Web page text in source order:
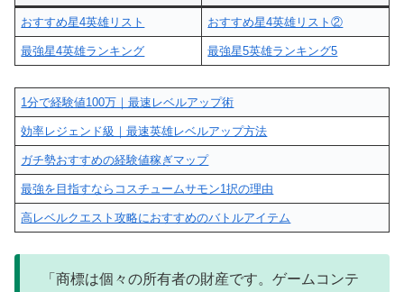
おすすめ星4英雄リスト おすすめ星4英雄リスト②
最強星4英雄ランキング 最強星5英雄ランキング5
1分で経験値100万｜最速レベルアップ術
効率レジェンド級｜最速英雄レベルアップ方法
ガチ勢おすすめの経験値稼ぎマップ
最強を目指すならコスチュームサモン1択の理由
高レベルクエスト攻略におすすめのバトルアイテム
「商標は個々の所有者の財産です。ゲームコンテ